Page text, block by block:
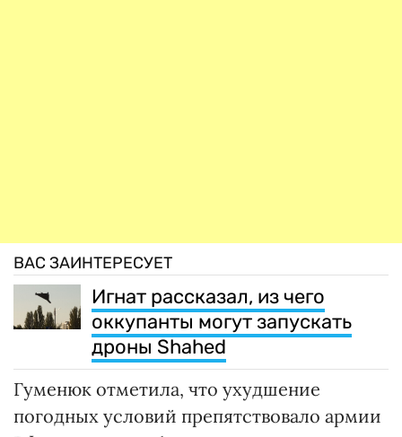
ВАС ЗАИНТЕРЕСУЕТ
Игнат рассказал, из чего
оккупанты могут запускать
дроны Shahed
Гуменюк отметила, что ухудшение
погодных условий препятствовало армии